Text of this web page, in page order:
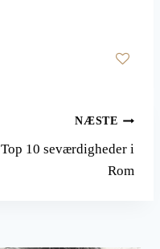
NÆSTE
Top 10 seværdigheder i
Rom